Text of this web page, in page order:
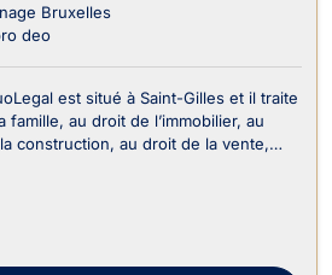
Bruxelles
deo
est situé à Saint-Gilles et il traite
famille, au droit de l’immobilier, au
construction, au droit de la vente,
cadre des procédures de divorce, de